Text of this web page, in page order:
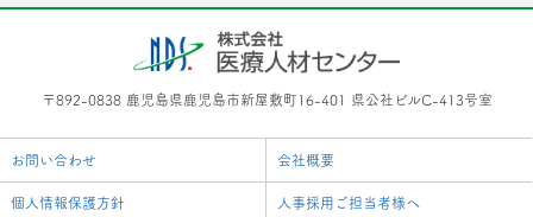
〒892-0838 鹿児島県鹿児島市新屋敷町16-401 県公社ビルC-413号室
お問い合わせ 会社概要
個人情報保護方針 人事採用ご担当者様へ